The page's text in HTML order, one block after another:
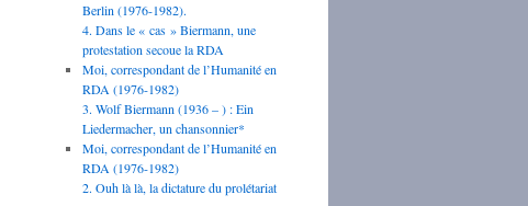
Berlin (1976-1982).
4. Dans le « cas » Biermann, une
protestation secoue la RDA
Moi, correspondant de l’Humanité en
RDA (1976-1982)
3. Wolf Biermann (1936 – ) : Ein
Liedermacher, un chansonnier*
Moi, correspondant de l’Humanité en
RDA (1976-1982)
2. Ouh là là, la dictature du prolétariat